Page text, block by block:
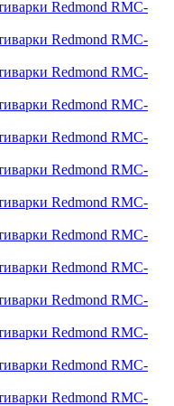
Redmond RMC-
Redmond RMC-
Redmond RMC-
Redmond RMC-
Redmond RMC-
Redmond RMC-
Redmond RMC-
Redmond RMC-
Redmond RMC-
Redmond RMC-
Redmond RMC-
Redmond RMC-
Redmond RMC-